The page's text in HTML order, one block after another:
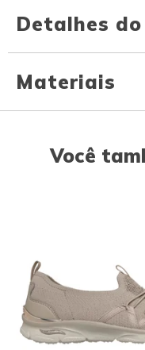
Detalhes
Materiais
Você